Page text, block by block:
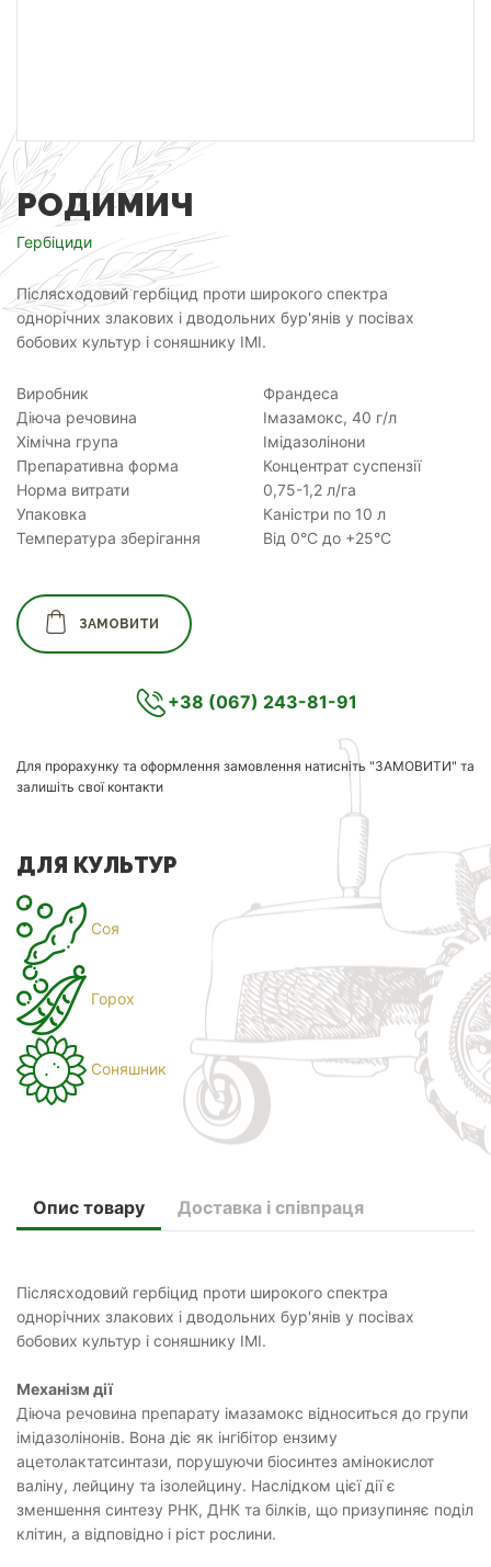
РОДИМИЧ
Гербіциди
Післясходовий гербіцид проти широкого спектра
однорічних злакових і дводольних бур'янів у посівах
бобових культур і соняшнику ІМІ.
Виробник
Франдеса
Діюча речовина
Імазамокс, 40 г/л
Хімічна група
Імідазолінони
Препаративна форма
Концентрат суспензії
Норма витрати
0,75-1,2 л/га
Упаковка
Каністри по 10 л
Температура зберігання
Від 0°С до +25°С
ЗАМОВИТИ
+38 (067) 243-81-91
Для прорахунку та оформлення замовлення натисніть "ЗАМОВИТИ" та
залишіть свої контакти
ДЛЯ КУЛЬТУР
Соя
Горох
Соняшник
Опис товару Доставка і співпраця
Післясходовий гербіцид проти широкого спектра
однорічних злакових і дводольних бур'янів у посівах
бобових культур і соняшнику ІМІ.
Механізм дії
Діюча речовина препарату імазамокс відноситься до групи
імідазолінонів. Вона діє як інгібітор ензиму
ацетолактатсинтази, порушуючи біосинтез амінокислот
валіну, лейцину та ізолейцину. Наслідком цієї дії є
зменшення синтезу РНК, ДНК та білків, що призупиняє поділ
клітин, а відповідно і ріст рослини.